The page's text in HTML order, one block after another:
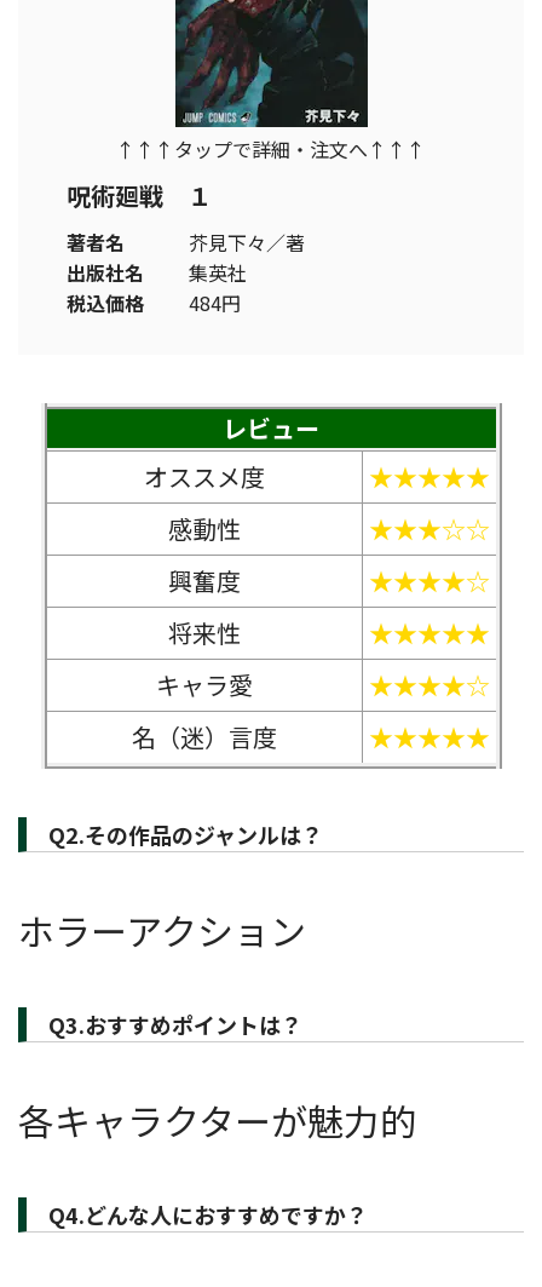
↑↑↑タップで詳細・注文へ↑↑↑
呪術廻戦 １
著者名
芥見下々／著
出版社名
集英社
税込価格
484円
レビュー
オススメ度
★★★★★
感動性
★★★☆☆
興奮度
★★★★☆
将来性
★★★★★
キャラ愛
★★★★☆
名（迷）言度
★★★★★
Q2.その作品のジャンルは？
ホラーアクション
Q3.おすすめポイントは？
各キャラクターが魅力的
Q4.どんな人におすすめですか？